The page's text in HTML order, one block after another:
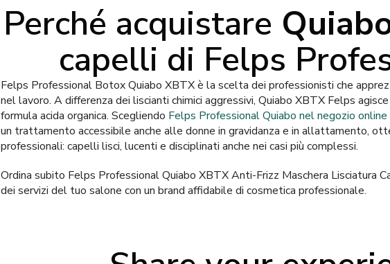
Perché acquistare
capelli di Felps
Felps Professional Botox Quiabo XBTX è la scelta dei professionisti che
nel lavoro. A differenza dei liscianti chimici aggressivi, Quiabo XBTX Felps
formula acida organica. Scegliendo Felps Professional Quiabo nel negozio online
un trattamento accessibile anche alle donne in gravidanza e in allattamento,
professionali: capelli lisci, lucenti e disciplinati anche nei casi più complessi.
Ordina subito Felps Professional Quiabo XBTX Anti-Frizz Maschera Lisciatura
dei servizi del tuo salone con un brand affidabile di cosmetica professionale.